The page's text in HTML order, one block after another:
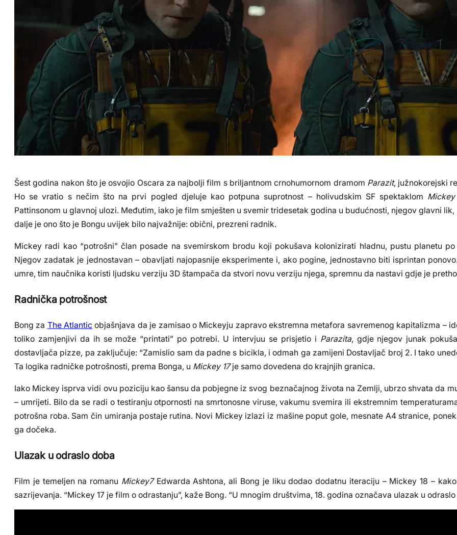
Šest godina nakon što je osvojio Oscara za najbolji film s briljantnom crnohumornom dramom Parazit, južnokorejski
Ho se vratio s nečim što na prvi pogled djeluje kao potpuna suprotnost – holivudskim SF spektaklom Mickey
Pattinsonom u glavnoj ulozi. Međutim, iako je film smješten u svemir tridesetak godina u budućnosti, njegov glavni lik,
dalje je ono što je Bongu uvijek bilo najvažnije: obični, prezreni radnik.
Mickey radi kao “potrošni” član posade na svemirskom brodu koji pokušava kolonizirati hladnu, pustu planetu
Njegov zadatak je jednostavan – obavljati najopasnije eksperimente i, ako pogine, jednostavno biti isprintan
umre, tim naučnika koristi ljudsku verziju 3D štampača da stvori novu verziju njega, spremnu da nastavi gdje je
Radnička potrošnost
Bong za The Atlantic objašnjava da je zamisao o Mickeyju zapravo ekstremna metafora savremenog kapitalizma –
toliko zamjenjivi da ih se može “printati” po potrebi. U intervjuu se prisjetio i Parazita, gdje njegov junak
dostavljača pizze, pa zaključuje: “Zamislio sam da padne s bicikla, i odmah ga zamijeni Dostavljač broj 2. I tako
Ta logika radničke potrošnosti, prema Bonga, u Mickey 17je samo dovedena do krajnjih granica.
Iako Mickey isprva vidi ovu poziciju kao šansu da pobjegne iz svog beznačajnog života na Zemlji, ubrzo shvata da
– umrijeti. Bilo da se radi o testiranju otpornosti na smrtonosne viruse, vakumu svemira ili ekstremnim
potrošna roba. Sam čin umiranja postaje rutina. Novi Mickey izlazi iz mašine poput gole, mesnate A4 stranice,
ga dočeka.
Ulazak u odraslo doba
Film je temeljen na romanu Mickey7Edwarda Ashtona, ali Bong je liku dodao dodatnu iteraciju – Mickey 18 –
sazrijevanja. “Mickey 17 je film o odrastanju”, kaže Bong. “U mnogim društvima, 18. godina označava ulazak u odraslo